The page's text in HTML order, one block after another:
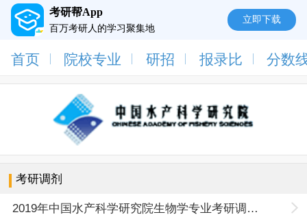
考研帮App
百万考研人的学习聚集地
立即下载
首页 院校专业 研招 报录比 分数
考研调剂
2019年中国水产科学研究院生物学专业考研调剂信息